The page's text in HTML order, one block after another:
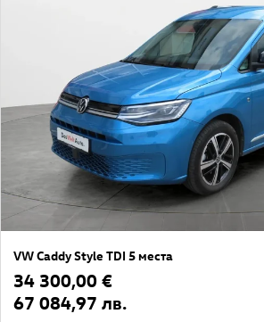
VW Caddy Style TDI 5 места
34 300,00 €
67 084,97 лв.